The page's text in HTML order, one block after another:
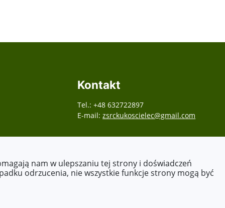
Kontakt
Tel.: +48 632722897
E-mail:zsrckukoscielec@gmail.com
nam w ulepszaniu tej strony i doświadczeń
odrzucenia, nie wszystkie funkcje strony mogą być